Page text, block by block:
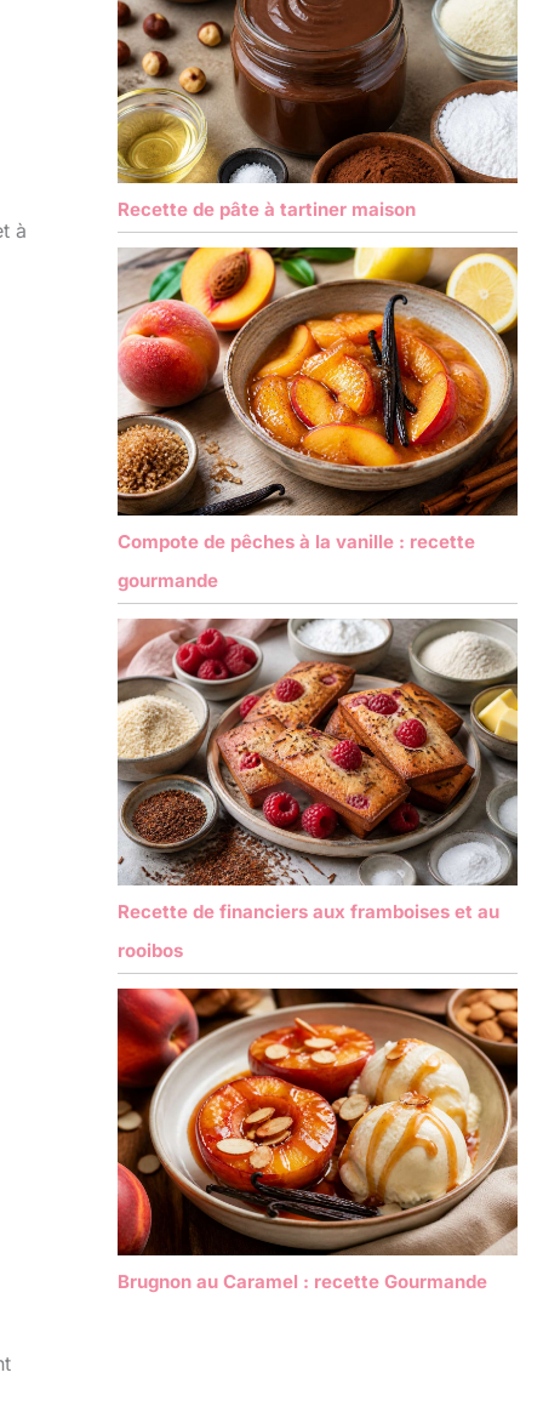
à
Recette de pâte à tartiner maison
Compote de pêches à la vanille : recette
gourmande
Recette de financiers aux framboises et au
rooibos
Brugnon au Caramel : recette Gourmande